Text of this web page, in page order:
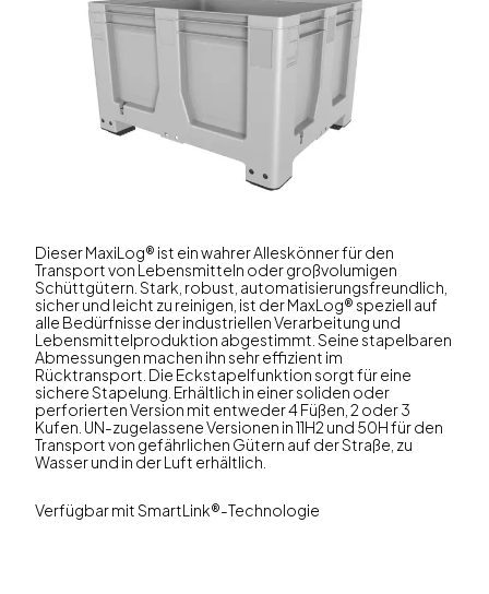
Dieser MaxiLog® ist ein wahrer Alleskönner für den
Transport von Lebensmitteln oder großvolumigen
Schüttgütern. Stark, robust, automatisierungsfreundlich,
sicher und leicht zu reinigen, ist der MaxLog® speziell auf
alle Bedürfnisse der industriellen Verarbeitung und
Lebensmittelproduktion abgestimmt. Seine stapelbaren
Abmessungen machen ihn sehr effizient im
Rücktransport. Die Eckstapelfunktion sorgt für eine
sichere Stapelung. Erhältlich in einer soliden oder
perforierten Version mit entweder 4 Füßen, 2 oder 3
Kufen. UN-zugelassene Versionen in 11H2 und 50H für den
Transport von gefährlichen Gütern auf der Straße, zu
Wasser und in der Luft erhältlich.
Verfügbar mit SmartLink®-Technologie